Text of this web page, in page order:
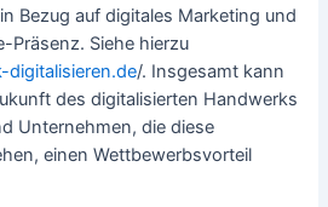
Bezug auf digitales Marketing und
Präsenz. Siehe hierzu
/. Insgesamt kann
des digitalisierten Handwerks
Unternehmen, die diese
einen Wettbewerbsvorteil